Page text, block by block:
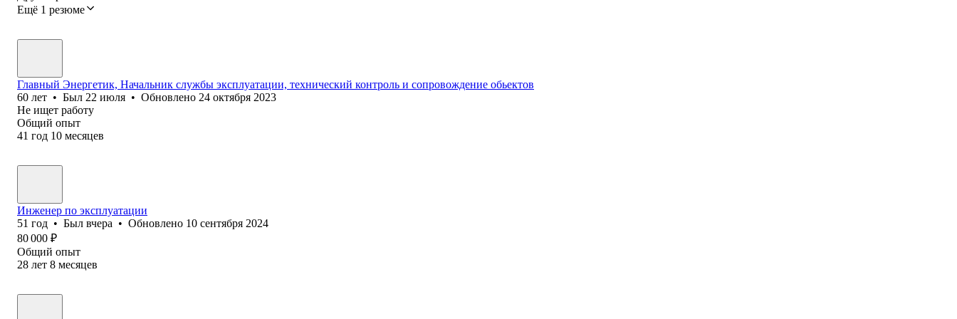
Ещё 1 резюме
Главный Энергетик, Начальник службы эксплуатации, технический контроль и сопровождение обьектов
60 лет • Был 22 июля • Обновлено 24 октября 2023
Не ищет работу
Общий опыт
41 год 10 месяцев
Инженер по эксплуатации
51 год • Был вчера • Обновлено 10 сентября 2024
80 000 ₽
Общий опыт
28 лет 8 месяцев